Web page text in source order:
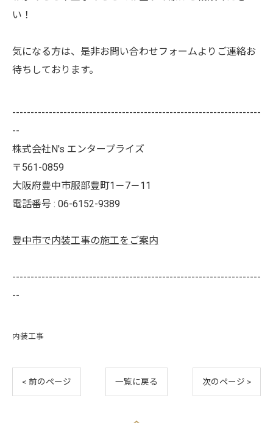
い！
気になる方は、是非お問い合わせフォームよりご連絡お
待ちしております。
--------------------------------------------------------------------
--
株式会社N's エンタープライズ
〒561-0859
大阪府豊中市服部豊町1－7－11
電話番号 : 06-6152-9389
豊中市で内装工事の施工をご案内
--------------------------------------------------------------------
--
内装工事
< 前のページ 一覧に戻る 次のページ >